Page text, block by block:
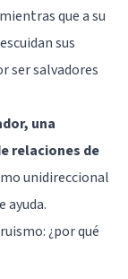
que a su
sus
ser salvadores
una
relaciones de
unidireccional
ayuda.
¿por qué